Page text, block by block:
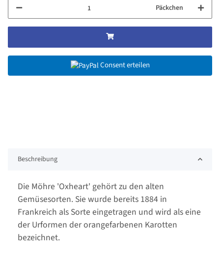
Päckchen
Consent erteilen
Beschreibung
Die Möhre 'Oxheart' gehört zu den alten
Gemüsesorten. Sie wurde bereits 1884 in
Frankreich als Sorte eingetragen und wird als eine
der Urformen der orangefarbenen Karotten
bezeichnet.